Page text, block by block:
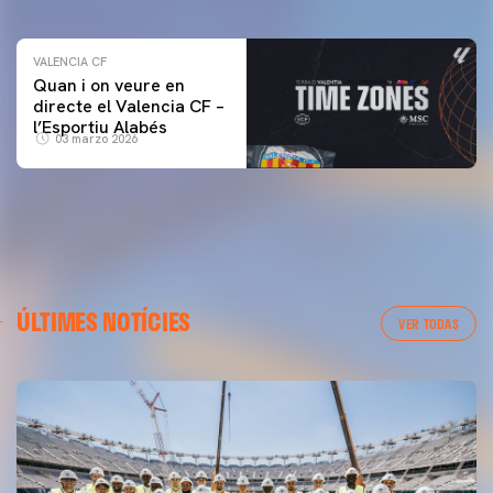
VALENCIA CF
Quan i on veure en
directe el Valencia CF –
l’Esportiu Alabés
03 marzo 2026
ÚLTIMES NOTÍCIES VER TODAS